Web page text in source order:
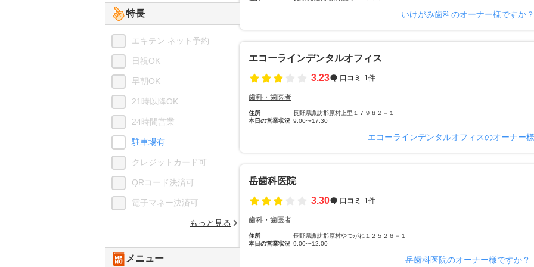
いけがみ歯科のオーナー様ですか？
エコーラインデンタルオフィス
3.23
口コミ 1件
歯科・歯医者
住所
長野県諏訪郡原村上里１７９８２－１
本日の営業状況 9:00〜17:30
エコーラインデンタルオフィスのオーナー
岳歯科医院
3.30
口コミ 1件
歯科・歯医者
住所
長野県諏訪郡原村やつがね１２５２６－１
本日の営業状況 9:00〜12:00
岳歯科医院のオーナー様ですか？
特長
エキテン ネット予約
日祝OK
早朝OK
21時以降OK
24時間営業
駐車場有
クレジットカード可
QRコード決済可
電子マネー決済可
もっと見る
メニュー